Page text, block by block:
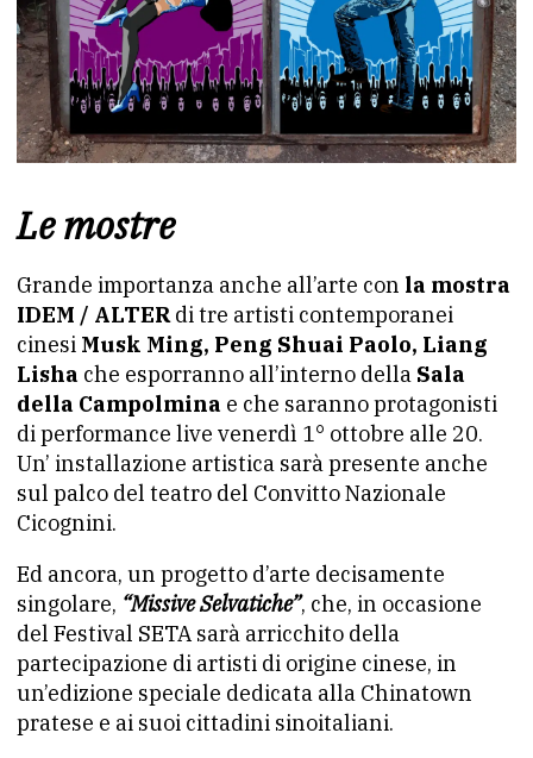
Le mostre
Grande importanza anche all’arte con la mostra
IDEM / ALTERdi tre artisti contemporanei
cinesi Musk Ming, Peng Shuai Paolo, Liang
Lisha che esporranno all’interno della Sala
della Campolmina e che saranno protagonisti
di performance live venerdì 1° ottobre alle 20.
Un’ installazione artistica sarà presente anche
sul palco del teatro del Convitto Nazionale
Cicognini.
Ed ancora, un progetto d’arte decisamente
singolare, “Missive Selvatiche”, che, in occasione
del Festival SETA sarà arricchito della
partecipazione di artisti di origine cinese, in
un’edizione speciale dedicata alla Chinatown
pratese e ai suoi cittadini sinoitaliani.